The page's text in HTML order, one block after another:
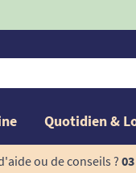
Quotidien &
ou de conseils ?